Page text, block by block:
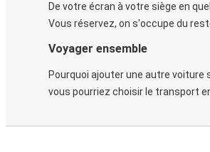
De votre écran à votre siège en
Vous réservez, on s'occupe du
Voyager ensemble
Pourquoi ajouter une autre voiture
vous pourriez choisir le transport